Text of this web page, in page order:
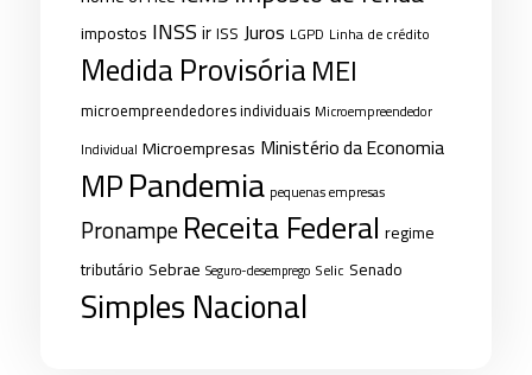
impostos INSSirISS Juros LGPD Linha de crédito
Medida ProvisóriaMEI
microempreendedores individuais Microempreendedor
Individual Microempresas Ministério da Economia
MPPandemia pequenas empresas
PronampeReceita Federal regime
tributárioSebrae Seguro-desemprego Selic Senado
Simples Nacional